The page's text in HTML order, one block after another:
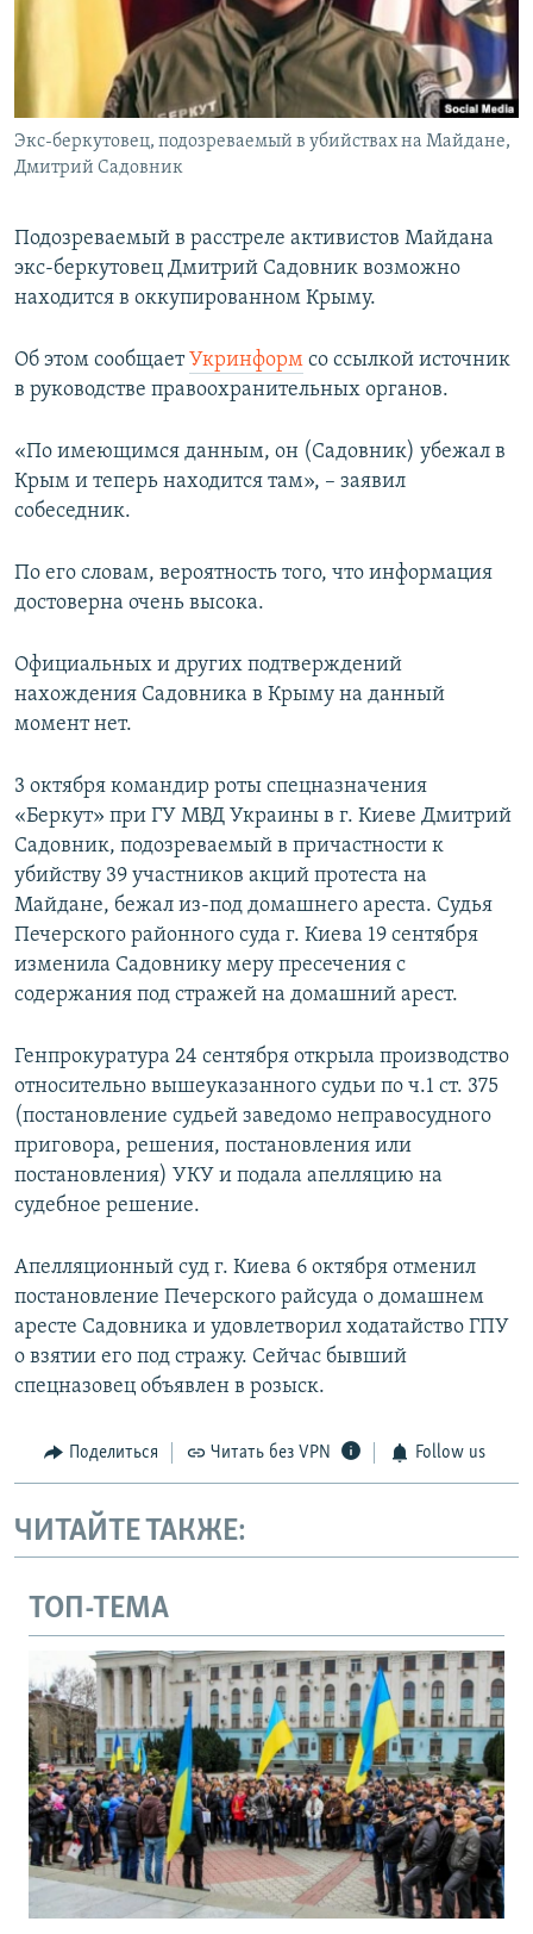
ПОБЕДИТЕЛЕЙ НЕ СУДЯТ?
КРЫМ.НЕПОКОРЕННЫЙ
УКРАИНСКАЯ ПРОБЛЕМА КРЫМА
ПРИСОЕДИНЯЙТЕСЬ!
Все сайты RFE/RL
Экс-беркутовец, подозреваемый в убийствах на Майдане,
Дмитрий Садовник
Подозреваемый в расстреле активистов Майдана
экс-беркутовец Дмитрий Садовник возможно
находится в оккупированном Крыму.
Об этом сообщает Укринформ со ссылкой источник
в руководстве правоохранительных органов.
«По имеющимся данным, он (Садовник) убежал в
Крым и теперь находится там», – заявил
собеседник.
По его словам, вероятность того, что информация
достоверна очень высока.
Официальных и других подтверждений
нахождения Садовника в Крыму на данный
момент нет.
3 октября командир роты спецназначения
«Беркут» при ГУ МВД Украины в г. Киеве Дмитрий
Садовник, подозреваемый в причастности к
убийству 39 участников акций протеста на
Майдане, бежал из-под домашнего ареста. Судья
Печерского районного суда г. Киева 19 сентября
изменила Садовнику меру пресечения с
содержания под стражей на домашний арест.
Генпрокуратура 24 сентября открыла производство
относительно вышеуказанного судьи по ч.1 ст. 375
(постановление судьей заведомо неправосудного
приговора, решения, постановления или
постановления) УКУ и подала апелляцию на
судебное решение.
Апелляционный суд г. Киева 6 октября отменил
постановление Печерского райсуда о домашнем
аресте Садовника и удовлетворил ходатайство ГПУ
о взятии его под стражу. Сейчас бывший
спецназовец объявлен в розыск.
Поделиться Читать без VPN Follow us
ЧИТАЙТЕ ТАКЖЕ:
ТОП-ТЕМА